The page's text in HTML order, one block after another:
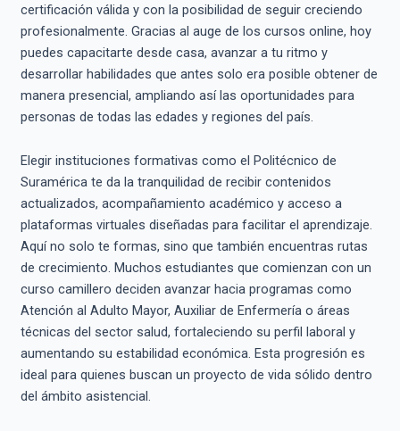
certificación válida y con la posibilidad de seguir creciendo
profesionalmente. Gracias al auge de los cursos online, hoy
puedes capacitarte desde casa, avanzar a tu ritmo y
desarrollar habilidades que antes solo era posible obtener de
manera presencial, ampliando así las oportunidades para
personas de todas las edades y regiones del país.
Elegir instituciones formativas como el Politécnico de
Suramérica te da la tranquilidad de recibir contenidos
actualizados, acompañamiento académico y acceso a
plataformas virtuales diseñadas para facilitar el aprendizaje.
Aquí no solo te formas, sino que también encuentras rutas
de crecimiento. Muchos estudiantes que comienzan con un
curso camillero deciden avanzar hacia programas como
Atención al Adulto Mayor, Auxiliar de Enfermería o áreas
técnicas del sector salud, fortaleciendo su perfil laboral y
aumentando su estabilidad económica. Esta progresión es
ideal para quienes buscan un proyecto de vida sólido dentro
del ámbito asistencial.